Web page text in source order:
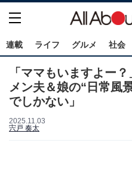
連載 ライフ グルメ 社会
「ママもいますよー
メン夫＆娘の“日常風
でしかない」
2025.11.03
宍戸 奏太